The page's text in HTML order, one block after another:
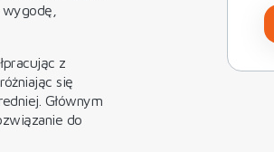
z
się
Głównym
do